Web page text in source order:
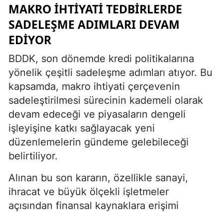
MAKRO İHTIYATI TEDBIRLERDE
SADELEŞME ADIMLARI DEVAM
EDIYOR
BDDK, son dönemde kredi politikalarına
yönelik çeşitli sadeleşme adımları atıyor. Bu
kapsamda, makro ihtiyati çerçevenin
sadeleştirilmesi sürecinin kademeli olarak
devam edeceği ve piyasaların dengeli
işleyişine katkı sağlayacak yeni
düzenlemelerin gündeme gelebileceği
belirtiliyor.
Alınan bu son kararın, özellikle sanayi,
ihracat ve büyük ölçekli işletmeler
açısından finansal kaynaklara erişimi